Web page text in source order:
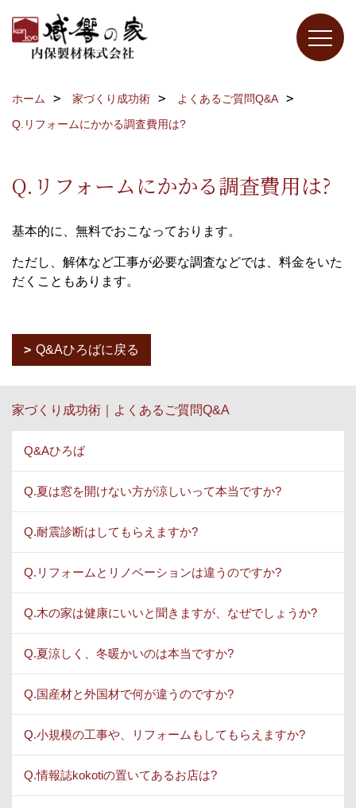
ホーム 家づくり成功術
よくあるご質問Q&A
Q.リフォームにかかる調査費用は?
Q.リフォームにかかる調査費用は?
基本的に、無料でおこなっております。
ただし、解体など工事が必要な調査などでは、料金をいた
だくこともあります。
Q&Aひろばに戻る
家づくり成功術｜よくあるご質問Q&A
Q&Aひろば
Q.夏は窓を開けない方が涼しいって本当ですか?
Q.耐震診断はしてもらえますか?
Q.リフォームとリノベーションは違うのですか?
Q.木の家は健康にいいと聞きますが、なぜでしょうか?
Q.夏涼しく、冬暖かいのは本当ですか?
Q.国産材と外国材で何が違うのですか?
Q.小規模の工事や、リフォームもしてもらえますか?
Q.情報誌kokotiの置いてあるお店は?